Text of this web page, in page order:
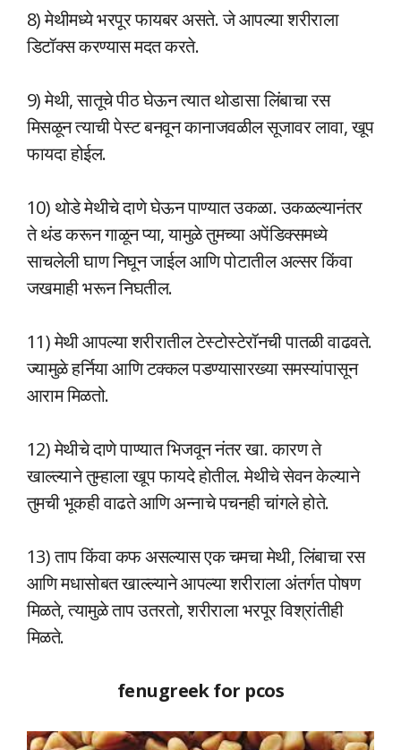
8) मेथीमध्ये भरपूर फायबर असते. जे आपल्या शरीराला
डिटॉक्स करण्यास मदत करते.
9) मेथी, सातूचे पीठ घेऊन त्यात थोडासा लिंबाचा रस
मिसळून त्याची पेस्ट बनवून कानाजवळील सूजावर लावा, खूप
फायदा होईल.
10) थोडे मेथीचे दाणे घेऊन पाण्यात उकळा. उकळल्यानंतर
ते थंड करून गाळून प्या, यामुळे तुमच्या अपेंडिक्समध्ये
साचलेली घाण निघून जाईल आणि पोटातील अल्सर किंवा
जखमाही भरून निघतील.
11) मेथी आपल्या शरीरातील टेस्टोस्टेरॉनची पातळी वाढवते.
ज्यामुळे हर्निया आणि टक्कल पडण्यासारख्या समस्यांपासून
आराम मिळतो.
12) मेथीचे दाणे पाण्यात भिजवून नंतर खा. कारण ते
खाल्ल्याने तुम्हाला खूप फायदे होतील. मेथीचे सेवन केल्याने
तुमची भूकही वाढते आणि अन्नाचे पचनही चांगले होते.
13) ताप किंवा कफ असल्यास एक चमचा मेथी, लिंबाचा रस
आणि मधासोबत खाल्ल्याने आपल्या शरीराला अंतर्गत पोषण
मिळते, त्यामुळे ताप उतरतो, शरीराला भरपूर विश्रांतीही
मिळते.
fenugreek for pcos